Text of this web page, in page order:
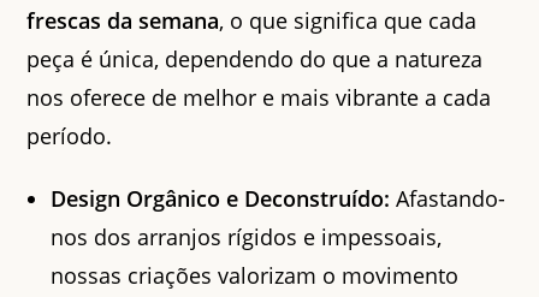
frescas da semana, o que significa que cada
peça é única, dependendo do que a natureza
nos oferece de melhor e mais vibrante a cada
período.
Design Orgânico e Deconstruído: Afastando-
nos dos arranjos rígidos e impessoais,
nossas criações valorizam o movimento